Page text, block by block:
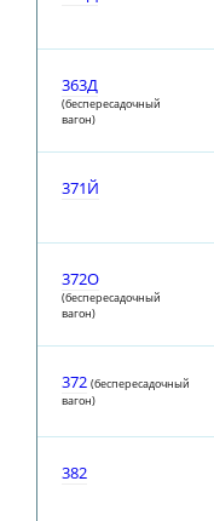
363Д
(беспересадочный
вагон)
371Й
372О
(беспересадочный
вагон)
372 (беспересадочный
вагон)
382